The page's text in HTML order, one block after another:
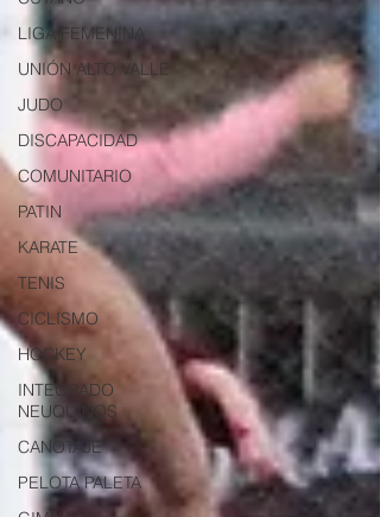
LIGA FEMENINA
UNIÓN ALTO VALLE
JUDO
DISCAPACIDAD
COMUNITARIO
PATIN
KARATE
TENIS
CICLISMO
HOCKEY
INTEGRADO
NEUQUINOS
CANOTAJE
PELOTA PALETA